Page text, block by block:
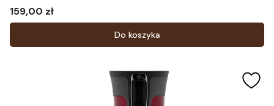
Cena
159,00 zł
Do koszyka